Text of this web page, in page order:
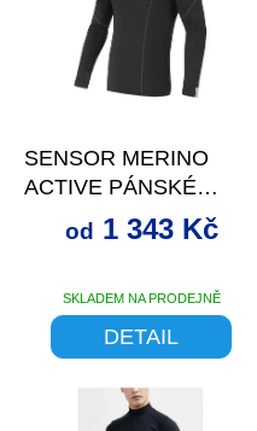
SENSOR MERINO
ACTIVE PÁNSKÉ
TRIKO DL.RUKÁV
ČERNÁ
SKLADEM NA PRODEJNĚ
od 1 343 Kč
DETAIL